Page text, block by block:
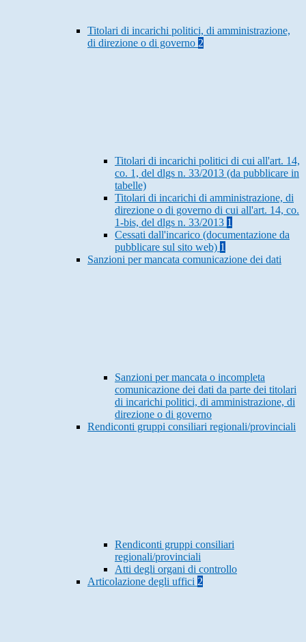
Titolari di incarichi politici, di amministrazione,
di direzione o di governo 2
Titolari di incarichi politici di cui all'art. 14,
co. 1, del dlgs n. 33/2013 (da pubblicare in
tabelle)
Titolari di incarichi di amministrazione, di
direzione o di governo di cui all'art. 14, co.
1-bis, del dlgs n. 33/2013 1
Cessati dall'incarico (documentazione da
pubblicare sul sito web) 1
Sanzioni per mancata comunicazione dei dati
Sanzioni per mancata o incompleta
comunicazione dei dati da parte dei titolari
di incarichi politici, di amministrazione, di
direzione o di governo
Rendiconti gruppi consiliari regionali/provinciali
Rendiconti gruppi consiliari
regionali/provinciali
Atti degli organi di controllo
Articolazione degli uffici 2